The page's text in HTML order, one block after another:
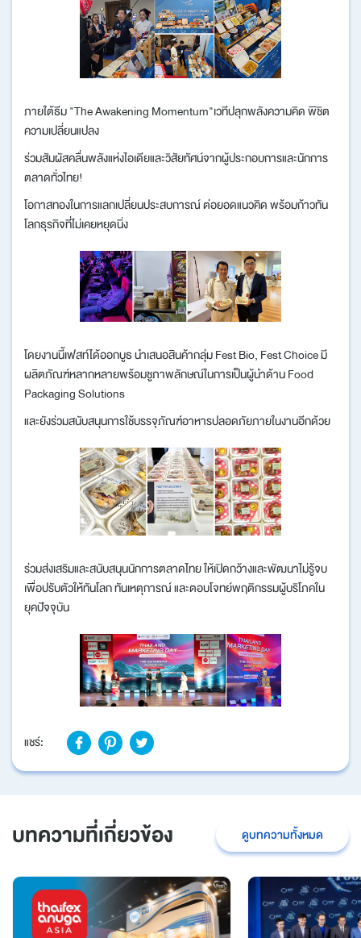
ภายใต้ธีม "The Awakening Momentum"เวทีปลุกพลังความคิด พิชิต
ความเปลี่ยนแปลง
ร่วมสัมผัสคลื่นพลังแห่งไอเดียและวิสัยทัศน์จากผู้ประกอบการและนักการ
ตลาดทั่วไทย!
โอกาสทองในการแลกเปลี่ยนประสบการณ์ ต่อยอดแนวคิด พร้อมก้าวทัน
โลกธุรกิจที่ไม่เคยหยุดนิ่ง
โดยงานนี้เฟสท์ได้ออกบูธ นำเสนอสินค้ากลุ่ม Fest Bio, Fest Choice มี
ผลิตภัณฑ์หลากหลายพร้อมชูภาพลักษณ์ในการเป็นผู้นำด้าน Food
Packaging Solutions
และยังร่วมสนับสนุนการใช้บรรจุภัณฑ์อาหารปลอดภัยภายในงานอีกด้วย
ร่วมส่งเสริมและสนับสนุนนักการตลาดไทย ให้เปิดกว้างและพัฒนาไม่รู้จบ
เพื่อปรับตัวให้ทันโลก ทันเหตุการณ์ และตอบโจทย์พฤติกรรมผู้บริโภคใน
ยุคปัจจุบัน
แชร์:
บทความที่เกี่ยวข้อง ดูบทความทั้งหมด